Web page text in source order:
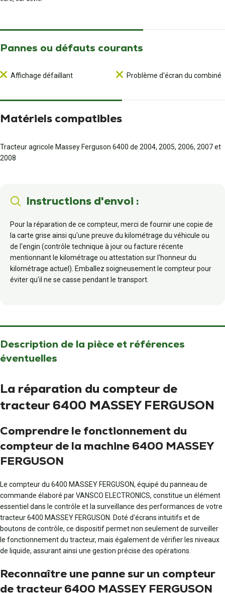
Pannes ou défauts courants
Affichage défaillant Problème d'écran du combiné
Matériels compatibles
Tracteur agricole Massey Ferguson 6400 de 2004, 2005, 2006, 2007 et
2008
Instructions d'envoi :
Pour la réparation de ce compteur, merci de fournir une copie de
la carte grise ainsi qu'une preuve du kilométrage du véhicule ou
de l'engin (contrôle technique à jour ou facture récente
mentionnant le kilométrage ou attestation sur l'honneur du
kilométrage actuel). Emballez soigneusement le compteur pour
éviter qu'il ne se casse pendant le transport.
Description de la pièce et références
éventuelles
La réparation du compteur de
tracteur 6400 MASSEY FERGUSON
Comprendre le fonctionnement du
compteur de la machine 6400 MASSEY
FERGUSON
Le compteur du 6400 MASSEY FERGUSON, équipé du panneau de
commande élaboré par VANSCO ELECTRONICS, constitue un élément
essentiel dans le contrôle et la surveillance des performances de votre
tracteur 6400 MASSEY FERGUSON. Doté d’écrans intuitifs et de
boutons de contrôle, ce dispositif permet non seulement de surveiller
le fonctionnement du tracteur, mais également de vérifier les niveaux
de liquide, assurant ainsi une gestion précise des opérations.
Reconnaître une panne sur un compteur
de tracteur 6400 MASSEY FERGUSON